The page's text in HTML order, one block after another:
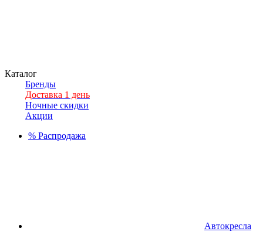
Каталог
Бренды
Доставка 1 день
Ночные скидки
Акции
% Распродажа
Автокресла